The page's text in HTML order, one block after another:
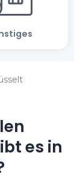
es in